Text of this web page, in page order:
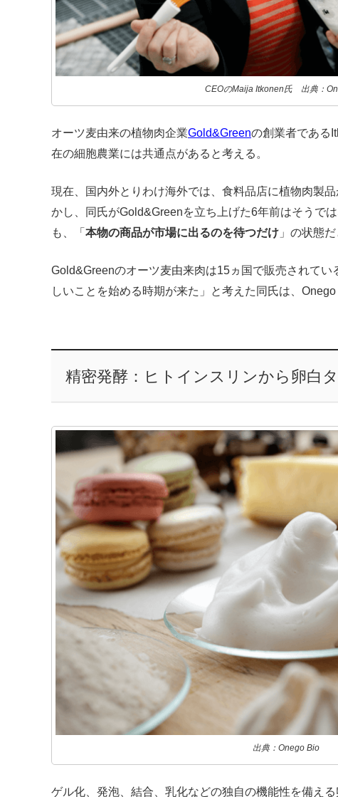
CEOのMaija Itkonen氏 出典：
オーツ麦由来の植物肉企業Gold&Greenの創業者である
在の細胞農業には共通点があると考える。
現在、国内外とりわけ海外では、食料品店に植物肉製
かし、同氏がGold&Greenを立ち上げた6年前はそうで
も、「 本物の商品が市場に出るのを待つだけ 」の状態だ
Gold&Greenのオーツ麦由来肉は15ヵ国で販売されて
しいことを始める時期が来た」と考えた同氏は、
精密発酵：ヒトインスリンから卵白
出典：Onego Bio
ゲル化、発泡、結合、乳化などの独自の機能性を備え